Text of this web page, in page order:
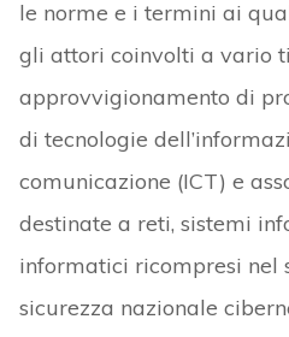
le norme e i termini ai
gli attori coinvolti a vario
approvvigionamento di
di tecnologie
comunicazione (ICT) e
destinate a reti, sistemi
informatici ricompresi nel
sicurezza nazionale